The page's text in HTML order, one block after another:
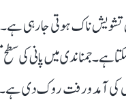
ناک ہوتی جا رہی ہے۔
جا سکتا ہے۔ جمنا ندی میں
کی آمد و رفت روک دی